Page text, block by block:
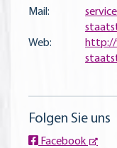
Mail:
Web:
http://
Folgen Sie uns
Facebook